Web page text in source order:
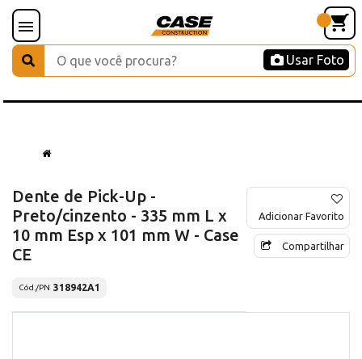
Usar Foto
Dente de Pick-Up -
Preto/cinzento - 335 mm L x
10 mm Esp x 101 mm W - Case
CE
Cód./PN 318942A1
Adicionar Favorito
Compartilhar